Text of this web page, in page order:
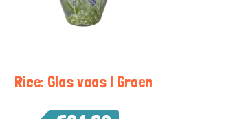
Rice: Glas vaas | Groen